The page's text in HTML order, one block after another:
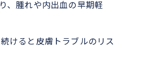
、腫れや内出血の早期軽
けると皮膚トラブルのリス